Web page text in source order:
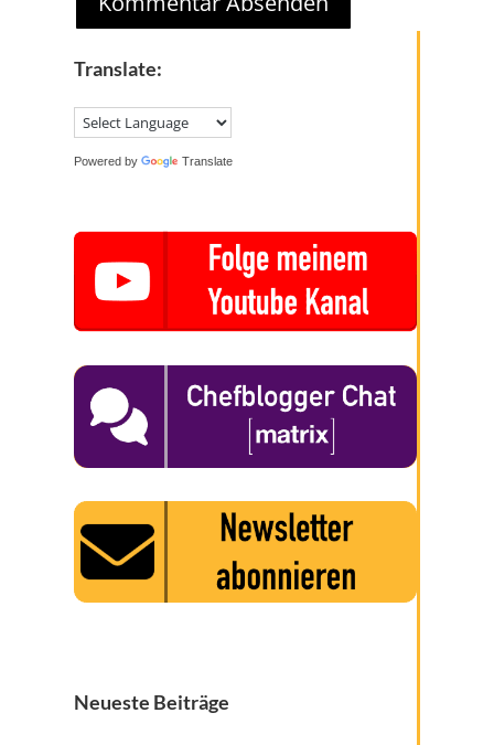
Translate:
Powered by Translate
Neueste Beiträge